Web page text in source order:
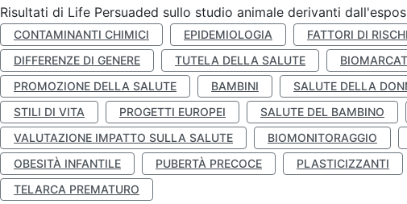
Risultati di Life Persuaded sullo studio animale derivanti
CONTAMINANTI CHIMICI EPIDEMIOLOGIA FATTORI DI
DIFFERENZE DI GENERE
TUTELA DELLA SALUTE
PROMOZIONE DELLA SALUTE
BAMBINI SALUTE DELLA
STILI DI VITA
PROGETTI EUROPEI SALUTE DEL BAMBINO
VALUTAZIONE IMPATTO SULLA SALUTE
BIOMONITORAGGIO
OBESITÀ INFANTILE
PUBERTÀ PRECOCE PLASTICIZZANTI
TELARCA PREMATURO